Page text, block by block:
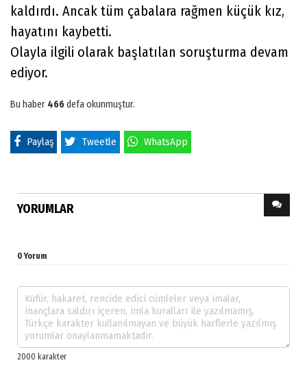
kaldırdı. Ancak tüm çabalara rağmen küçük kız,
hayatını kaybetti.
Olayla ilgili olarak başlatılan soruşturma devam
ediyor.
Bu haber 466defa okunmuştur.
Paylaş Tweetle WhatsApp
YORUMLAR
0 Yorum